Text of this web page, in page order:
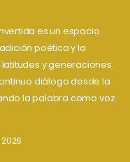
es un espacio
poética y la
y generaciones.
diálogo desde la
la palabra como voz